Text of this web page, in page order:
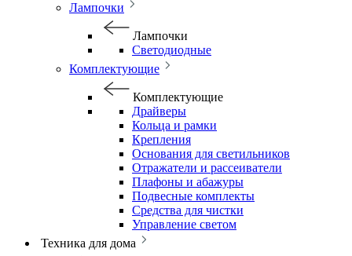
Лампочки
Лампочки
Светодиодные
Комплектующие
Комплектующие
Драйверы
Кольца и рамки
Крепления
Основания для светильников
Отражатели и рассеиватели
Плафоны и абажуры
Подвесные комплекты
Средства для чистки
Управление светом
Техника для дома